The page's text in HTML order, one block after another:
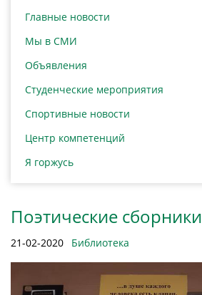
Главные новости
Мы в СМИ
Объявления
Студенческие мероприятия
Спортивные новости
Центр компетенций
Я горжусь
Поэтические сборники
21-02-2020 Библиотека